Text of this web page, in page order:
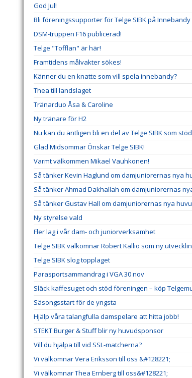
God Jul!
Bli föreningssupporter för Telge SIBK på Innebandy
DSM-truppen F16 publicerad!
Telge "Tofflan" är här!
Framtidens målvakter sökes!
Känner du en knatte som vill spela innebandy?
Thea till landslaget
Tränarduo Åsa & Caroline
Ny tränare för H2
Nu kan du äntligen bli en del av Telge SIBK som
Glad Midsommar Önskar Telge SIBK!
Varmt välkommen Mikael Vauhkonen!
Så tänker Kevin Haglund om damjuniorernas nya
Så tänker Ahmad Dakhallah om damjuniorernas
Så tänker Gustav Hall om damjuniorernas nya
Ny styrelse vald
Fler lag i vår dam- och juniorverksamhet
Telge SIBK välkomnar Robert Kallio som ny
Telge SIBK slog topplaget
Parasportsammandrag i VGA 30 nov
Släck kaffesuget och stöd föreningen – köp
Säsongsstart för de yngsta
Hjälp våra talangfulla damspelare att hitta jobb!
STEKT Burger & Stuff blir ny huvudsponsor
Vill du hjälpa till vid SSL-matcherna?
Vi välkomnar Vera Eriksson till oss &#128221;
Vi välkomnar Thea Ernberg till oss&#128221;